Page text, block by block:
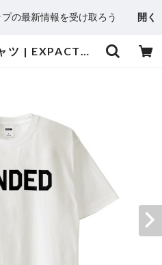
の最新情報を受け取ろう 開く
FUNDED Tシャツ | EXPACT｜Raise Your Flag. Make an Impact.